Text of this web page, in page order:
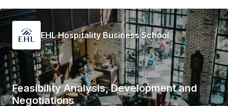
EHL Hospitality Business School
Feasibility Analysis, Development and
Negotiations